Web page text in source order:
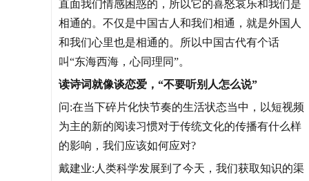
直面我们情感困惑的，所以它的喜怒哀乐和我们是
相通的。不仅是中国古人和我们相通，就是外国人
和我们心里也是相通的。所以中国古代有个话
叫“东海西海，心同理同”。
读诗词就像谈恋爱，“不要听别人怎么说”
问:在当下碎片化快节奏的生活状态当中，以短视频
为主的新的阅读习惯对于传统文化的传播有什么样
的影响，我们应该如何应对?
戴建业:人类科学发展到了今天，我们获取知识的渠